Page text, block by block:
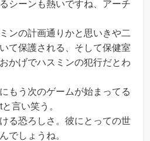
シーンも熱いですね、アーチ
ンの計画通りかと思いきや二
て保護される、そして保健室
かげでハスミンの犯行だとわ
もう次のゲームが始まってる
言い笑う。
る恐ろしさ。彼にとっての世
でしょうね。